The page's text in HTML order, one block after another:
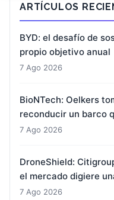
ARTÍCULOS
BYD: el desafío de
propio objetivo anual
7 Ago 2026
BioNTech: Oelkers
reconducir un barco
7 Ago 2026
DroneShield:
el mercado digiere
7 Ago 2026